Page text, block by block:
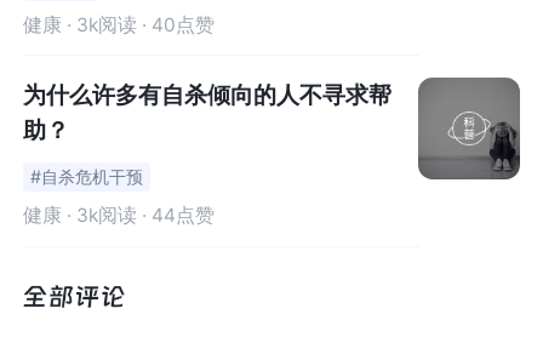
型导演的挫败（电影《偷心》因资金问题停拍），都加剧
离世前一小时，他曾致电好友向太：“
你信不信我没有抑郁
”——这句近乎自证清白的反问，折射出他对病耻感的
抗拒与社会对心理健康的误解。
健康 · 3k阅读 · 40点赞
为什么许多有自杀倾向的人不寻求帮
助？
#自杀危机干预
健康 · 3k阅读 · 44点赞